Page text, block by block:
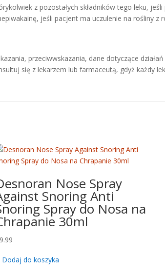
z pozostałych składników tego leku,
jeśli pacjent ma uczulenie na rośliny
przeciwwskazania, dane dotyczące
się z lekarzem lub farmaceutą, gdyż każdy
Nose Spray
Snoring Anti
Spray do Nosa na
30ml
9.99
Dodaj do koszyka